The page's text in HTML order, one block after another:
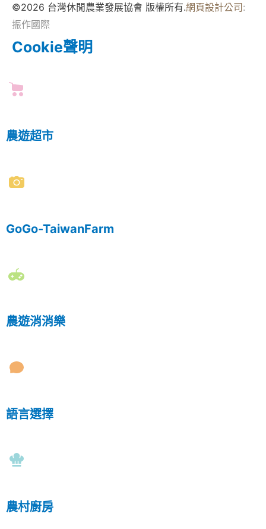
©2026 台灣休閒農業發展協會 版權所有.網頁設計公司:
振作國際
Cookie聲明
農遊超市
GoGo-TaiwanFarm
農遊消消樂
語言選擇
農村廚房